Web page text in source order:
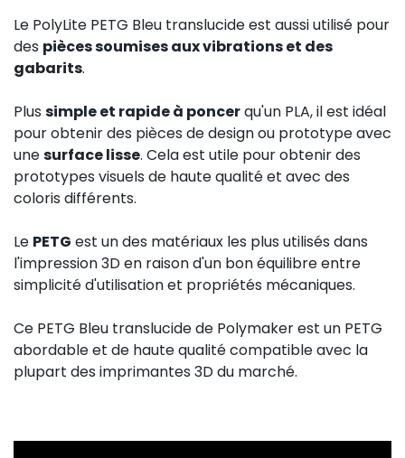
Le PolyLite PETG Bleu translucide est aussi utilisé pour
des pièces soumises aux vibrations et des
gabarits.
Plus simple et rapide à poncerqu'un PLA, il est idéal
pour obtenir des pièces de design ou prototype avec
unesurface lisse. Cela est utile pour obtenir des
prototypes visuels de haute qualité et avec des
coloris différents.
Le PETG est un des matériaux les plus utilisés dans
l'impression 3D en raison d'un bon équilibre entre
simplicité d'utilisation et propriétés mécaniques.
Ce PETG Bleu translucide de Polymaker est un PETG
abordable et de haute qualité compatible avec la
plupart des imprimantes 3D du marché.